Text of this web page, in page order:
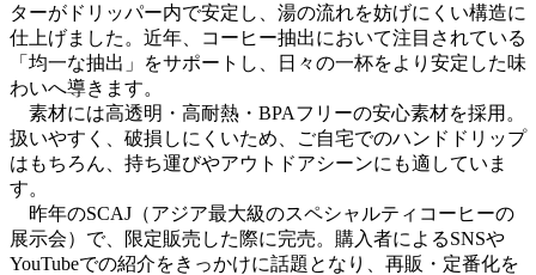
ターがドリッパー内で安定し、湯の流れを妨げにくい構造に
仕上げました。近年、コーヒー抽出において注目されている
「均一な抽出」をサポートし、日々の一杯をより安定した味
わいへ導きます。
素材には高透明・高耐熱・BPAフリーの安心素材を採用。
扱いやすく、破損しにくいため、ご自宅でのハンドドリップ
はもちろん、持ち運びやアウトドアシーンにも適していま
す。
昨年のSCAJ（アジア最大級のスペシャルティコーヒーの
展示会）で、限定販売した際に完売。購入者によるSNSや
YouTubeでの紹介をきっかけに話題となり、再販・定番化を